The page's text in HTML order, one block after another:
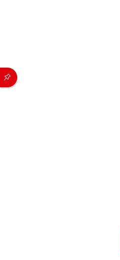
Durch die folgenden Buttons